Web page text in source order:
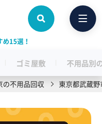
15選！
ゴミ屋敷 不用品別
の不用品回収 東京都武蔵